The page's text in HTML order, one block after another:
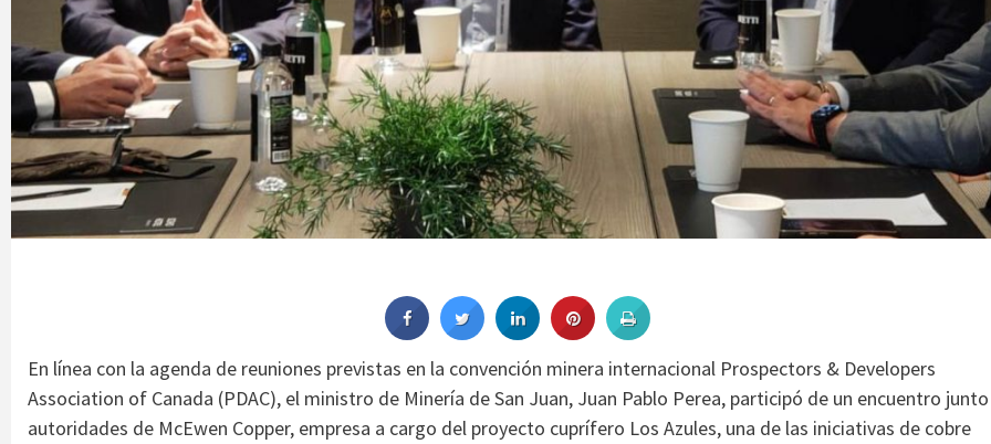
En línea con la agenda de reuniones previstas en la convención minera internacional Prospectors & Developers
Association of Canada (PDAC), el ministro de Minería de San Juan, Juan Pablo Perea, participó de un encuentro
autoridades de McEwen Copper, empresa a cargo del proyecto cuprífero Los Azules, una de las iniciativas de cobre